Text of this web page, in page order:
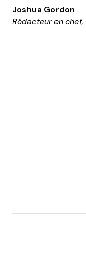
Joshua Gordon
Rédacteur en chef,